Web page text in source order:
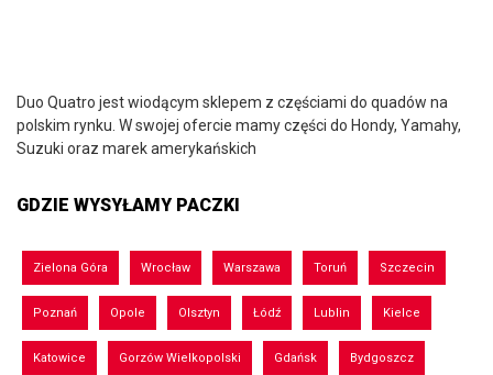
Duo Quatro jest wiodącym sklepem z częściami do quadów na
polskim rynku. W swojej ofercie mamy części do Hondy, Yamahy,
Suzuki oraz marek amerykańskich
GDZIE WYSYŁAMY PACZKI
Zielona Góra Wrocław Warszawa Toruń Szczecin
Poznań Opole Olsztyn Łódź Lublin Kielce
Katowice Gorzów Wielkopolski Gdańsk Bydgoszcz